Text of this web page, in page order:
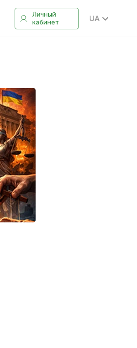
Личный
кабинет
UA